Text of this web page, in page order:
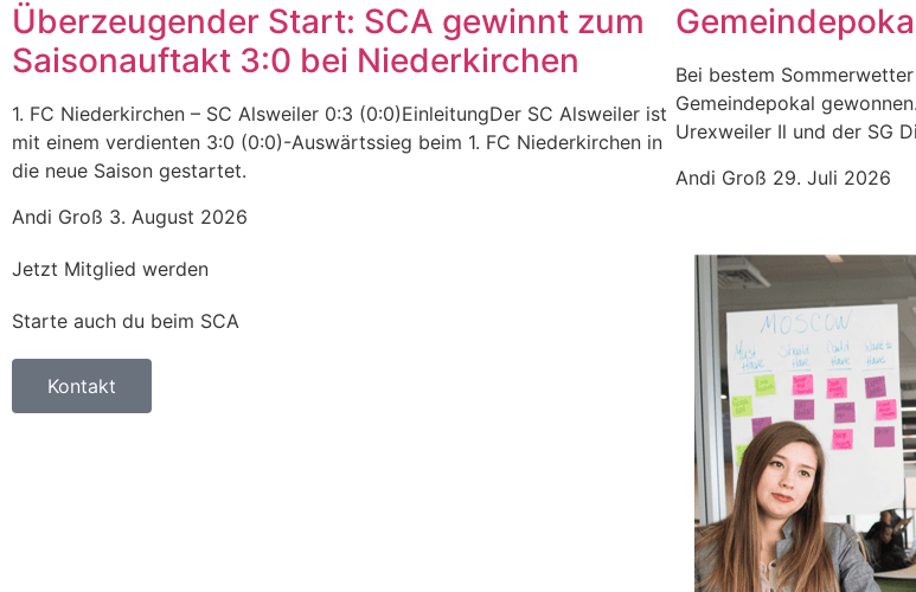
Überzeugender Start: SCA gewinnt zum
Saisonauftakt 3:0 bei Niederkirchen
1. FC Niederkirchen – SC Alsweiler 0:3 (0:0)EinleitungDer SC Alsweiler ist
mit einem verdienten 3:0 (0:0)-Auswärtssieg beim 1. FC Niederkirchen in
die neue Saison gestartet.
Andi Groß 3. August 2026
Bei bestem
Gemeindepokal
Urexweiler Il und der SG
Andi Groß 29. Juli 2026
Jetzt Mitglied werden
Starte auch du beim SCA
Kontakt